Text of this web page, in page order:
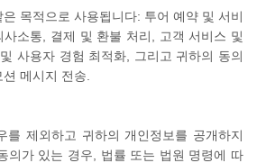
목적으로 사용됩니다: 투어 예약 및 서비
소통, 결제 및 환불 처리, 고객 서비스 및
사용자 경험 최적화, 그리고 귀하의 동의
메시지 전송.
를 제외하고 귀하의 개인정보를 공개하지
의가 있는 경우, 법률 또는 법원 명령에 따